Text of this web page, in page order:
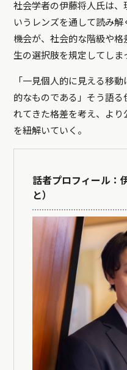
社会学者の伊藤将人氏は
いうレンズを通して読み
機会が、社会的な階級や
生の選択肢を規定してしま
「一見個人的に見える移
的なものである」そう語
れてきた格差を考え、よ
を紐解いていく。
話者プロフィール：
と）